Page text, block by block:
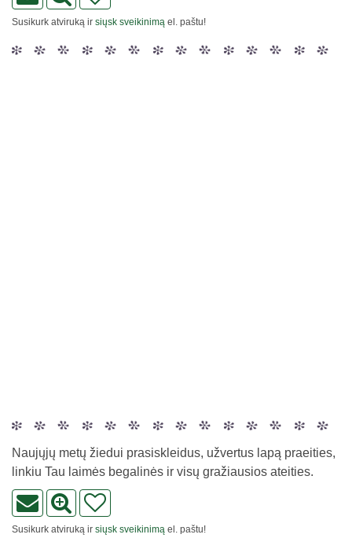
Susikurk atviruką ir siųsk sveikinimą el. paštu!
Naujųjų metų žiedui prasiskleidus, užvertus lapą praeities,
linkiu Tau laimės begalinės ir visų gražiausios ateities.
Susikurk atviruką ir siųsk sveikinimą el. paštu!